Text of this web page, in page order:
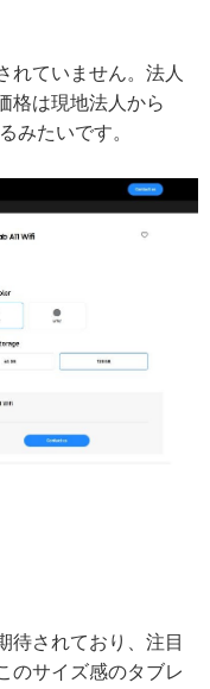
れていません。法人
格は現地法人から
みたいです。
待されており、注目
のサイズ感のタブレ